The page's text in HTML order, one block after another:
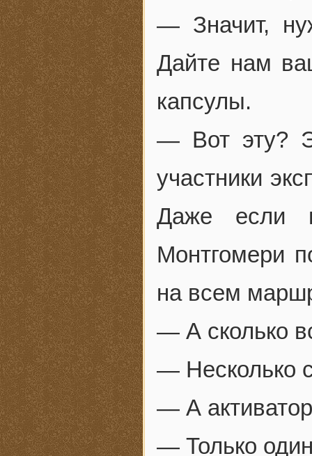
— Значит,
Дайте нам
капсулы.
— Вот эту?
участники
Даже если
Монтгомери
на всем
— А сколько
— Несколько
— А
— Только